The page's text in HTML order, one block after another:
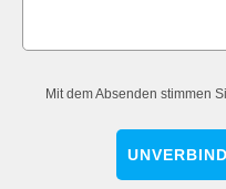
Mit dem Absenden stimmen